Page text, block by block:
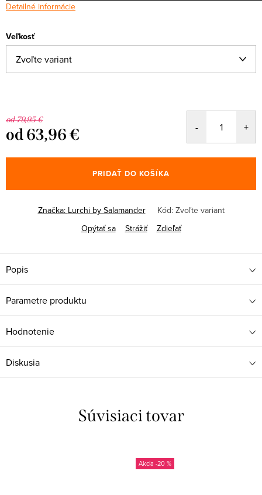
Detailné informácie
Veľkosť
od 79,95 €
od63,96 €
cena:
PRIDAŤ DO KOŠÍKA
Značka: Lurchi by Salamander Kód: Zvoľte variant
Opýtať sa
Strážiť Zdieľať
Popis
Parametre produktu
Hodnotenie
Diskusia
Súvisiaci tovar
-20 %